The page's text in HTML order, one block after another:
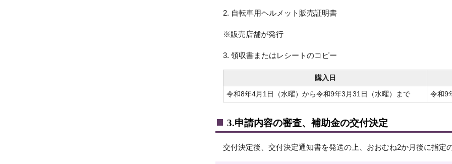
2. 自転車用ヘルメット販売証明書
※販売店舗が発行
3. 領収書またはレシートのコピー
購入日
令和8年4月1日（水曜）から令和9年3月31日（水曜）まで
令和9
3.申請内容の審査、補助金の交付決定
交付決定後、交付決定通知書を発送の上、おおむね2か月後に指定